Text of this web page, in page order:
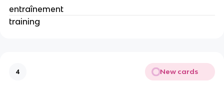
entraînement
training
4 New cards